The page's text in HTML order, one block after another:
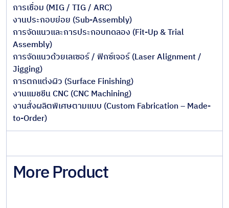
การเชื่อม (MIG / TIG / ARC)
งานประกอบย่อย (Sub-Assembly)
การจัดแนวและการประกอบทดลอง (Fit-Up & Trial
Assembly)
การจัดแนวด้วยเลเซอร์ / ฟิกซ์เจอร์ (Laser Alignment /
Jigging)
การตกแต่งผิว (Surface Finishing)
งานแมชชีน CNC (CNC Machining)
งานสั่งผลิตพิเศษตามแบบ (Custom Fabrication – Made-
to-Order)
More Product